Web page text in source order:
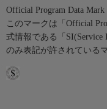
Official Program Data
このマークは「Official
式情報である「
のみ表記が許されている